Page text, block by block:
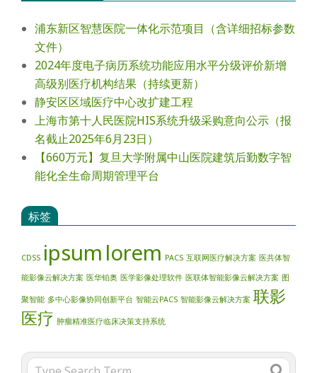
浦东新区智慧医院一体化示范项目（含详细招标参数
文件）
2024年度电⼦病历系统功能应⽤⽔平分级评价新增
⾼级别医疗机构结果（持续更新）
静安区区域医疗中心改扩建工程
上海市第十人民医院HIS系统升级采购意向公示（报
名截止2025年6月23日）
【660万元】复旦大学附属中山医院建筑后勤数字智
能化全生命周期管理平台
标签
CDSS ipsum lorem PACS 互联网医疗解决方案 医共体智
能影像云解决方案 医华铂奥 医学影像处理软件 医联体智能影像云解决方案 图
聚智能 多中心影像协同创新平台 智能云PACS 智能影像云解决方案 联影
医疗 肿瘤精准医疗临床决策支持系统
Search